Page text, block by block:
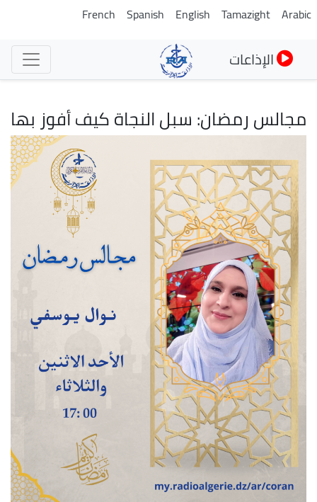
تجاوز
Arabic
Tamazight
English
Spanish
French
الإذاعات
مجالس رمضان: سبل النجاة كيف أفوز بها